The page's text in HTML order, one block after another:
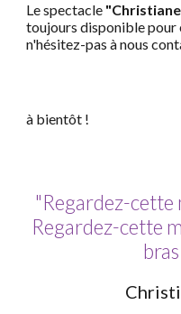
Le spectacle
toujours disponible pour
n'hésitez-pas à nous
à bientôt !
"Regardez-cette
Regardez-cette